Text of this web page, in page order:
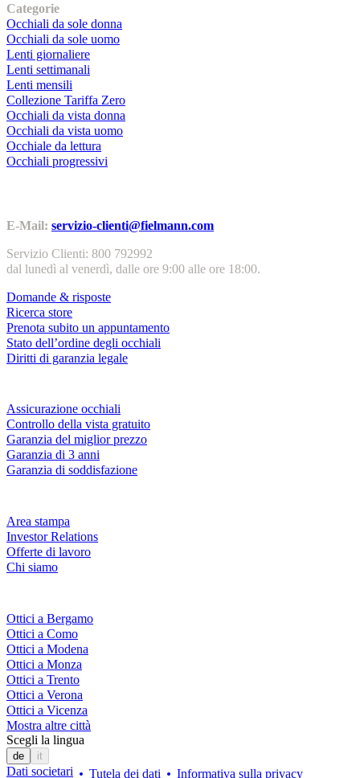
Categorie
Occhiali da sole donna
Occhiali da sole uomo
Lenti giornaliere
Lenti settimanali
Lenti mensili
Collezione Tariffa Zero
Occhiali da vista donna
Occhiali da vista uomo
Occhiale da lettura
Occhiali progressivi
E-Mail: servizio-clienti@fielmann.com
Servizio Clienti: 800 792992
dal lunedì al venerdì, dalle ore 9:00 alle ore 18:00.
Domande & risposte
Ricerca store
Prenota subito un appuntamento
Stato dell’ordine degli occhiali
Diritti di garanzia legale
Assicurazione occhiali
Controllo della vista gratuito
Garanzia del miglior prezzo
Garanzia di 3 anni
Garanzia di soddisfazione
Area stampa
Investor Relations
Offerte di lavoro
Chi siamo
Ottici a Bergamo
Ottici a Como
Ottici a Modena
Ottici a Monza
Ottici a Trento
Ottici a Verona
Ottici a Vicenza
Mostra altre città
Scegli la lingua
de it
Dati societari Tutela dei dati Informativa sulla privacy